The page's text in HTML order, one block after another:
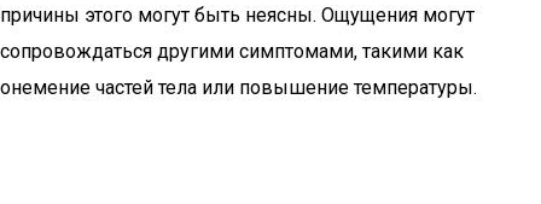
причины этого могут быть неясны. Ощущения могут
сопровождаться другими симптомами, такими как
онемение частей тела или повышение температуры.